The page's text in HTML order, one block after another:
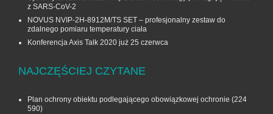
z SARS-CoV-2
NOVUS NVIP-2H-8912M/TS SET – profesjonalny zestaw do
zdalnego pomiaru temperatury ciała
Konferencja Axis Talk 2020 już 25 czerwca
NAJCZĘŚCIEJ CZYTANE
Plan ochrony obiektu podlegającego obowiązkowej ochronie (224
590)